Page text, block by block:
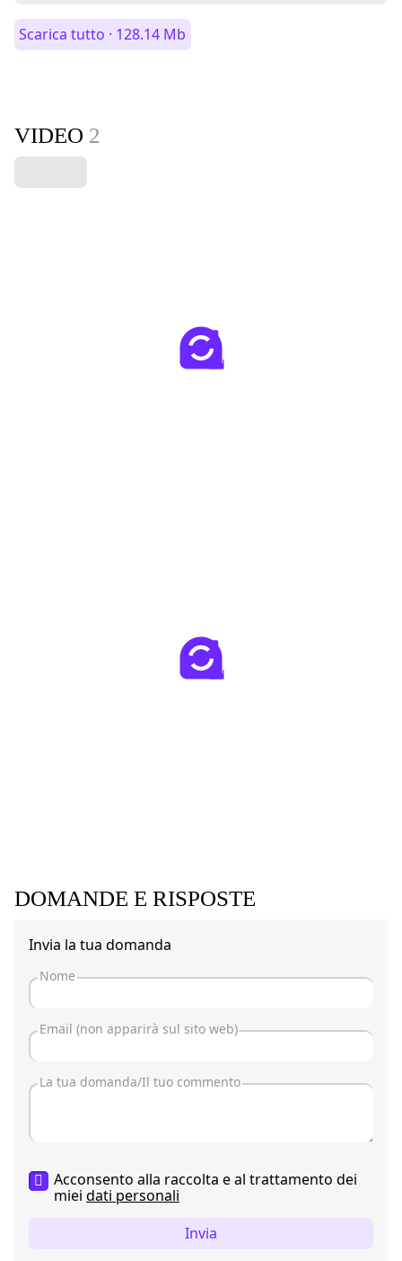
Scarica tutto · 128.14 Mb
VIDEO 2
DOMANDE E RISPOSTE
Invia la tua domanda
Acconsento alla raccolta e al trattamento dei
miei dati personali
Invia